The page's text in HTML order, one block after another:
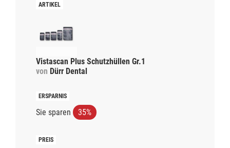
Vistascan Plus Schutzhüllen Gr.1
von Dürr Dental
Sie sparen 35%